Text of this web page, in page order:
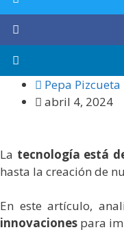
Pepa Pizcueta
abril 4, 2024
La tecnología está
hasta la creación de
En este artículo,
innovaciones para